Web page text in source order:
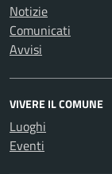
Notizie
Comunicati
Avvisi
VIVERE IL COMUNE
Luoghi
Eventi